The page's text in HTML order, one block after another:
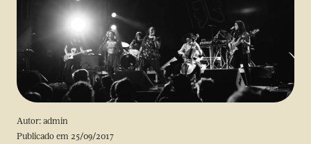
Autor: admin
Publicado em 25/09/2017